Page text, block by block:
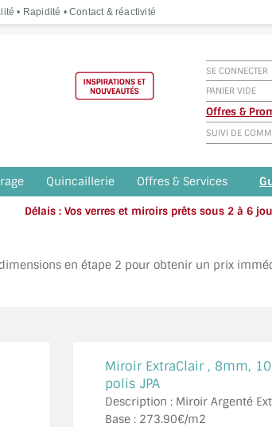
• Rapidité • Contact & réactivité
SE CONNECTER
PANIER VIDE
Offres &
SUIVI DE
Quincaillerie Offres & Services
Délais : Vos verres et miroirs prêts sous 2 à 6
en étape 2 pour obtenir un prix
Miroir ExtraClair , 8mm,
polis JPA
Description : Miroir Argenté
Base : 273.90€/m2